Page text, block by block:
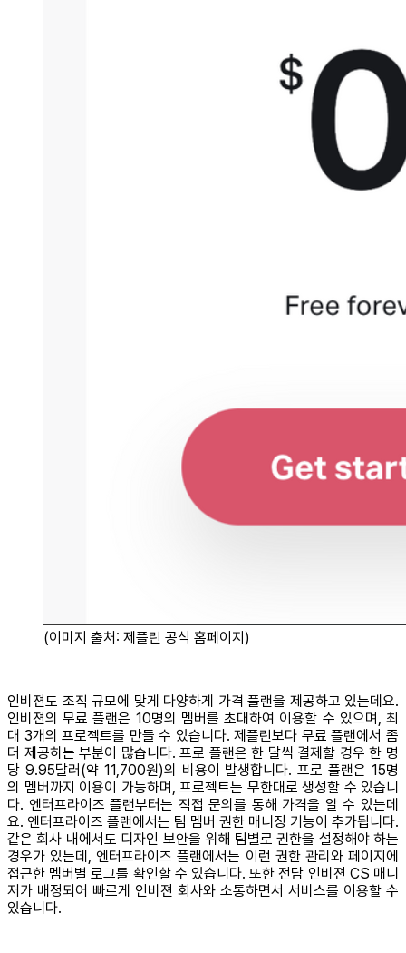
(이미지 출처: 제플린 공식 홈페이지)
인비젼도 조직 규모에 맞게 다양하게 가격 플랜을 제공하고 있는데요.
인비젼의 무료 플랜은 10명의 멤버를 초대하여 이용할 수 있으며, 최
대 3개의 프로젝트를 만들 수 있습니다. 제플린보다 무료 플랜에서 좀
더 제공하는 부분이 많습니다. 프로 플랜은 한 달씩 결제할 경우 한 명
당 9.95달러(약 11,700원)의 비용이 발생합니다. 프로 플랜은 15명
의 멤버까지 이용이 가능하며, 프로젝트는 무한대로 생성할 수 있습니
다. 엔터프라이즈 플랜부터는 직접 문의를 통해 가격을 알 수 있는데
요. 엔터프라이즈 플랜에서는 팀 멤버 권한 매니징 기능이 추가됩니다.
같은 회사 내에서도 디자인 보안을 위해 팀별로 권한을 설정해야 하는
경우가 있는데, 엔터프라이즈 플랜에서는 이런 권한 관리와 페이지에
접근한 멤버별 로그를 확인할 수 있습니다. 또한 전담 인비젼 CS 매니
저가 배정되어 빠르게 인비젼 회사와 소통하면서 서비스를 이용할 수
있습니다.